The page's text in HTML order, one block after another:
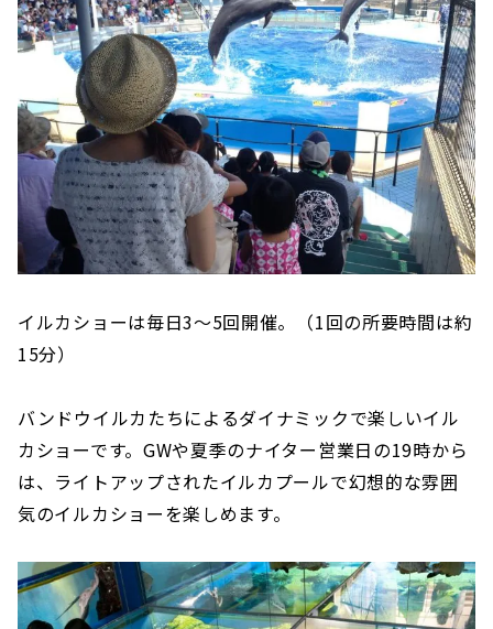
イルカショーは毎日3〜5回開催。（1回の所要時間は約
15分）
バンドウイルカたちによるダイナミックで楽しいイル
カショーです。GWや夏季のナイター営業日の19時から
は、ライトアップされたイルカプールで幻想的な雰囲
気のイルカショーを楽しめます。